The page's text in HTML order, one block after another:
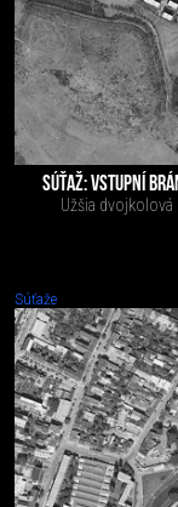
SÚŤAŽ: VSTUPNÍ
Užšia
Súťaže